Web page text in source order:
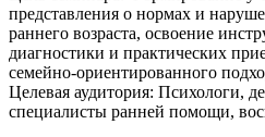
представления о нормах и
раннего возраста, освоение
диагностики и практических
семейно-ориентированного
Целевая аудитория: Психологи,
специалисты ранней помощи,